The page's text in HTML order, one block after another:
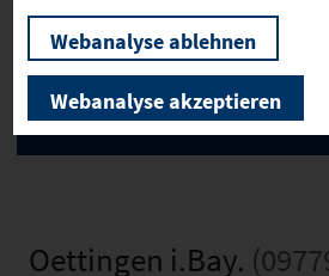
Oettingen i.Bay.
Webanalyse ablehnen
Webanalyse akzeptieren